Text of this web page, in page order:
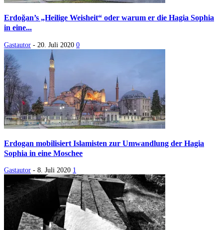
Erdoğan’s „Heilige Weisheit“ oder warum er die Hagia Sophia
in eine...
Gastautor - 20. Juli 2020 0
Erdogan mobilisiert Islamisten zur Umwandlung der Hagia
Sophia in eine Moschee
Gastautor - 8. Juli 2020 1